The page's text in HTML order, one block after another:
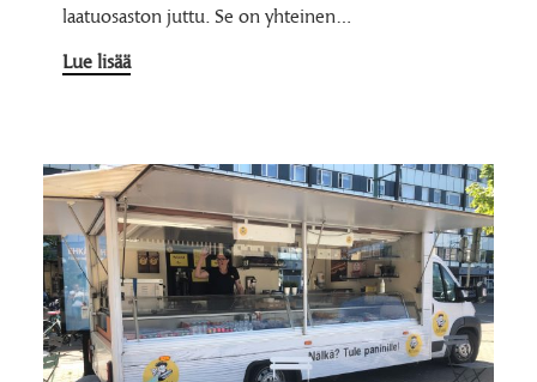
laatuosaston juttu. Se on yhteinen…
Lue lisää